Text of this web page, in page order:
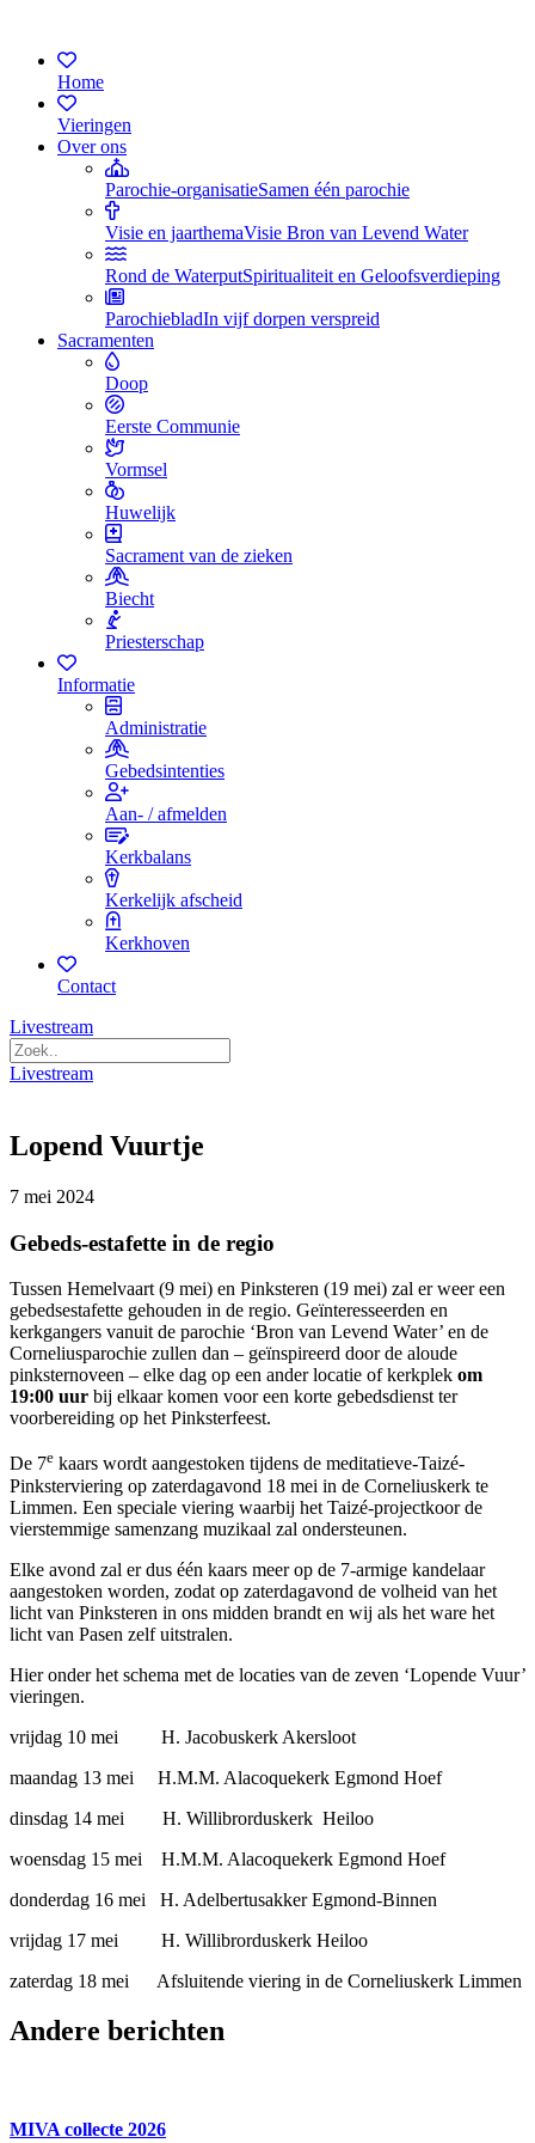
Home
Vieringen
Over ons
Parochie-organisatieSamen één parochie
Visie en jaarthemaVisie Bron van Levend Water
Rond de WaterputSpiritualiteit en Geloofsverdieping
ParochiebladIn vijf dorpen verspreid
Sacramenten
Doop
Eerste Communie
Vormsel
Huwelijk
Sacrament van de zieken
Biecht
Priesterschap
Informatie
Administratie
Gebedsintenties
Aan- / afmelden
Kerkbalans
Kerkelijk afscheid
Kerkhoven
Contact
Livestream
Livestream
Lopend Vuurtje
7 mei 2024
Gebeds-estafette in de regio
Tussen Hemelvaart (9 mei) en Pinksteren (19 mei) zal er weer een
gebedsestafette gehouden in de regio. Geïnteresseerden en
kerkgangers vanuit de parochie ‘Bron van Levend Water’ en de
Corneliusparochie zullen dan – geïnspireerd door de aloude
pinksternoveen – elke dag op een ander locatie of kerkplek om
19:00 uur bij elkaar komen voor een korte gebedsdienst ter
voorbereiding op het Pinksterfeest.
De 7e kaars wordt aangestoken tijdens de meditatieve-Taizé-
Pinksterviering op zaterdagavond 18 mei in de Corneliuskerk te
Limmen. Een speciale viering waarbij het Taizé-projectkoor de
vierstemmige samenzang muzikaal zal ondersteunen.
Elke avond zal er dus één kaars meer op de 7-armige kandelaar
aangestoken worden, zodat op zaterdagavond de volheid van het
licht van Pinksteren in ons midden brandt en wij als het ware het
licht van Pasen zelf uitstralen.
Hier onder het schema met de locaties van de zeven ‘Lopende Vuur’
vieringen.
vrijdag 10 mei H. Jacobuskerk Akersloot
maandag 13 mei H.M.M. Alacoquekerk Egmond Hoef
dinsdag 14 mei H. Willibrorduskerk Heiloo
woensdag 15 mei H.M.M. Alacoquekerk Egmond Hoef
donderdag 16 mei H. Adelbertusakker Egmond-Binnen
vrijdag 17 mei H. Willibrorduskerk Heiloo
zaterdag 18 mei Afsluitende viering in de Corneliuskerk Limmen
Andere berichten
MIVA collecte 2026